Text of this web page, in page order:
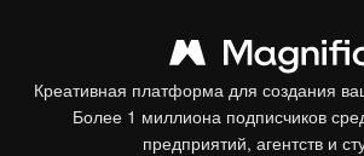
Креативная платформа для создания
Более 1 миллиона подписчиков
предприятий, агентств и